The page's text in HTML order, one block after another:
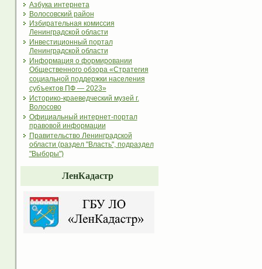
Азбука интернета
Волосовский район
Избирательная комиссия
Ленинградской области
Инвестиционный портал
Ленинградской области
Информация о формировании
Общественного обзора «Стратегия
социальной поддержки населения
субъектов ПФ — 2023»
Историко-краеведческий музей г.
Волосово
Официальный интернет-портал
правовой информации
Правительство Ленинградской
области (раздел "Власть", подраздел
"Выборы")
ЛенКадастр